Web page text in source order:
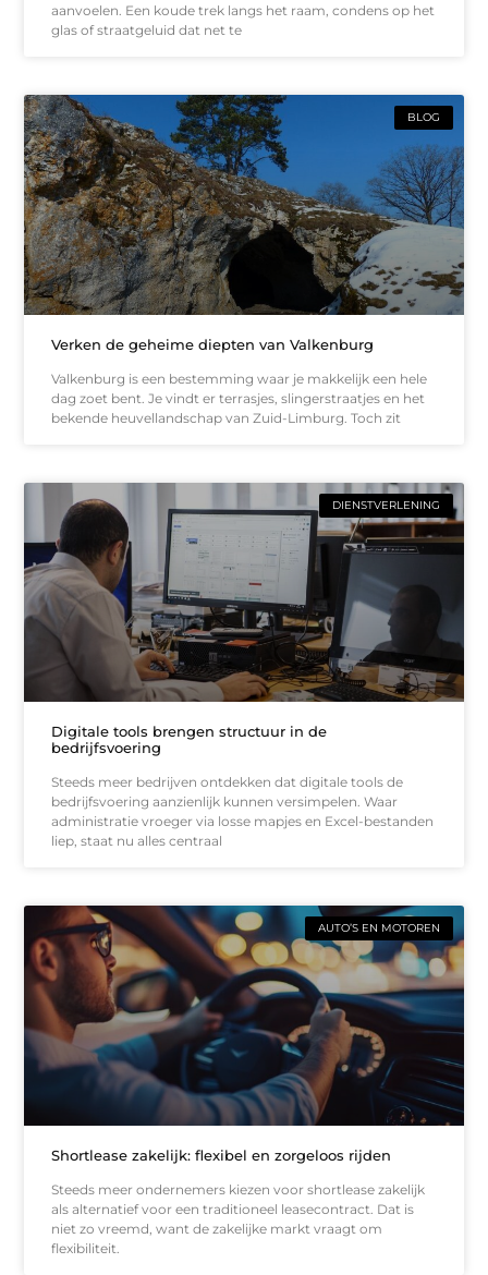
aanvoelen. Een koude trek langs het raam, condens op het
glas of straatgeluid dat net te
BLOG
Verken de geheime diepten van Valkenburg
Valkenburg is een bestemming waar je makkelijk een hele
dag zoet bent. Je vindt er terrasjes, slingerstraatjes en het
bekende heuvellandschap van Zuid-Limburg. Toch zit
DIENSTVERLENING
Digitale tools brengen structuur in de
bedrijfsvoering
Steeds meer bedrijven ontdekken dat digitale tools de
bedrijfsvoering aanzienlijk kunnen versimpelen. Waar
administratie vroeger via losse mapjes en Excel-bestanden
liep, staat nu alles centraal
AUTO’S EN MOTOREN
Shortlease zakelijk: flexibel en zorgeloos rijden
Steeds meer ondernemers kiezen voor shortlease zakelijk
als alternatief voor een traditioneel leasecontract. Dat is
niet zo vreemd, want de zakelijke markt vraagt om
flexibiliteit.